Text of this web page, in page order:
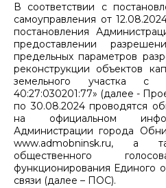
В соответствии с
самоуправления от
постановления
предоставлении
предельных параметров
реконструкции объектов
земельного участка с
40:27:030201:77» (далее -
по 30.08.2024 проводятся
на официальном
Администрации города
www.admobninsk.ru, а
общественного
функционирования Единого
связи (далее – ПОС).